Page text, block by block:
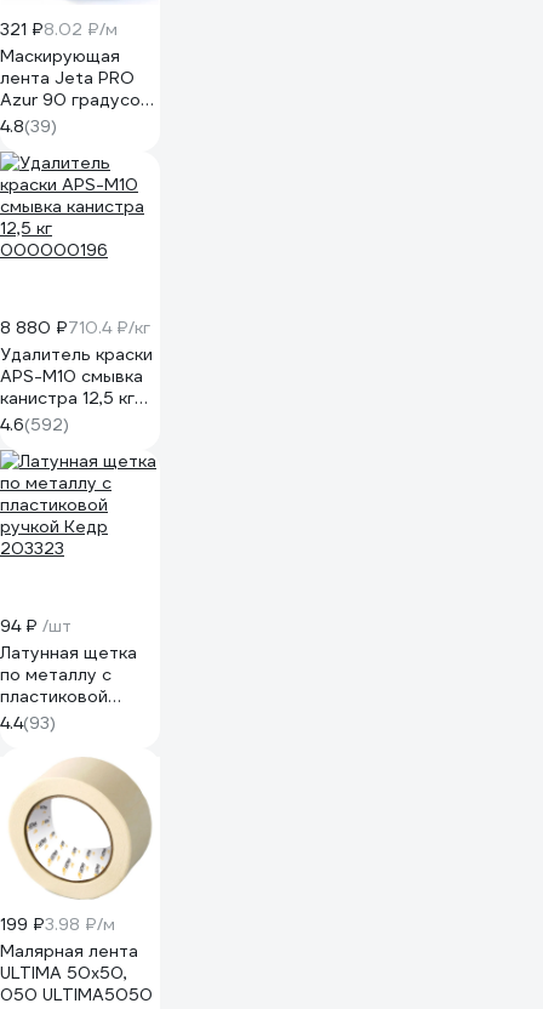
321 ₽8.02 ₽/м
Маскирующая
лента Jeta PRO
Azur 90 градусов
- 30 мин., голубая,
50 мм х 40 м
58490/50
4.8(39)
8 880 ₽710.4 ₽/кг
Удалитель краски
APS-M10 смывка
канистра 12,5 кг
000000196
4.6(592)
94 ₽ /шт
Латунная щетка
по металлу с
пластиковой
ручкой Кедр
203323
4.4(93)
199 ₽3.98 ₽/м
Малярная лента
ULTIMA 50x50,
050 ULTIMA5050